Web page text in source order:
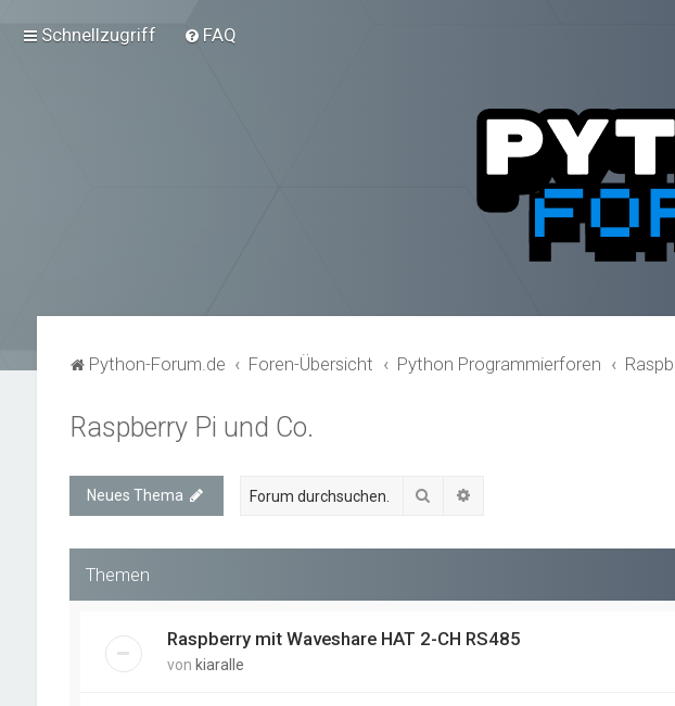
Schnellzugriff FAQ
Python-Forum.de Foren-Übersicht Python Programmierforen
Raspberry Pi und Co.
Neues Thema Suche
Themen
Raspberry mit Waveshare HAT 2-CH RS485
von kiaralle